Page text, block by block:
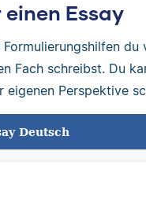
Essay
du
Fach schreibst. Du
eigenen Perspektive
Deutsch